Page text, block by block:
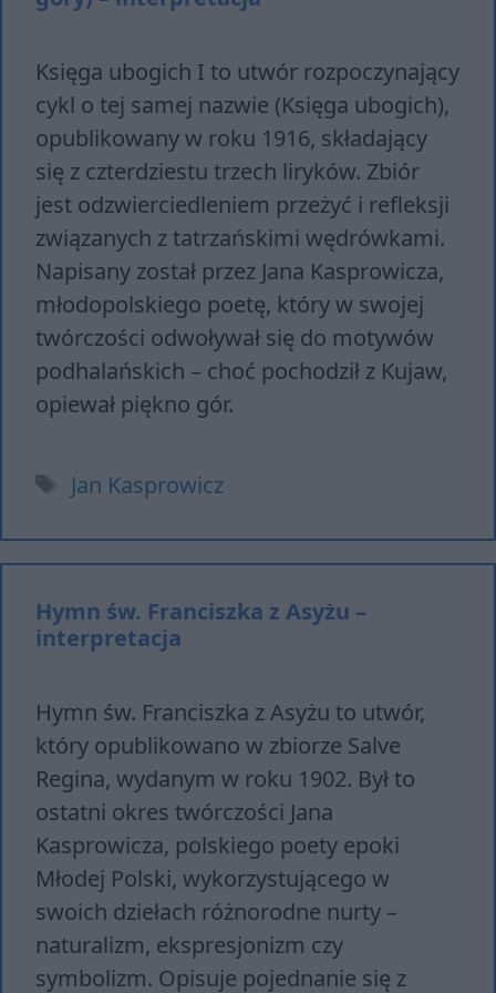
Księga ubogich I to utwór rozpoczynający
cykl o tej samej nazwie (Księga ubogich),
opublikowany w roku 1916, składający
się z czterdziestu trzech liryków. Zbiór
jest odzwierciedleniem przeżyć i refleksji
związanych z tatrzańskimi wędrówkami.
Napisany został przez Jana Kasprowicza,
młodopolskiego poetę, który w swojej
twórczości odwoływał się do motywów
podhalańskich – choć pochodził z Kujaw,
opiewał piękno gór.
Tagi
Jan Kasprowicz
Hymn św. Franciszka z Asyżu –
interpretacja
Hymn św. Franciszka z Asyżu to utwór,
który opublikowano w zbiorze Salve
Regina, wydanym w roku 1902. Był to
ostatni okres twórczości Jana
Kasprowicza, polskiego poety epoki
Młodej Polski, wykorzystującego w
swoich dziełach różnorodne nurty –
naturalizm, ekspresjonizm czy
symbolizm. Opisuje pojednanie się z